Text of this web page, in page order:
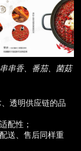
串香、番茄、菌菇
、透明供应链的品
配性；
送、售后同样重